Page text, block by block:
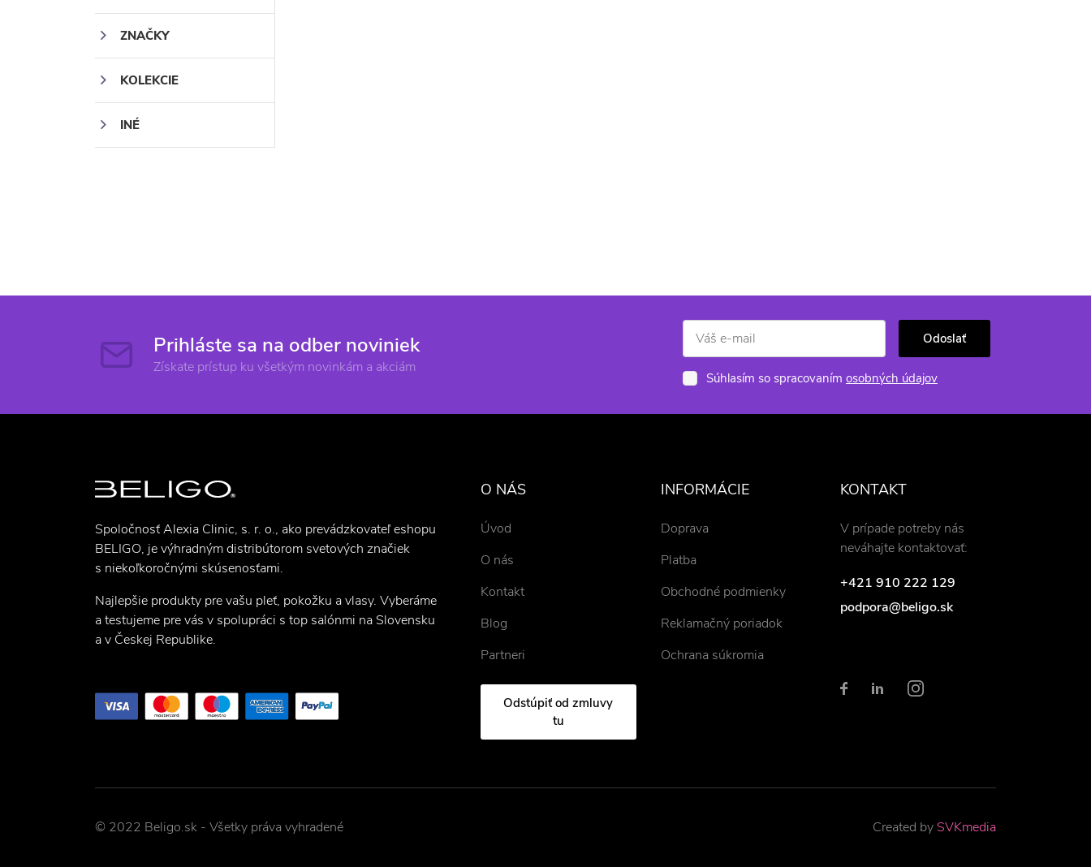
ZNAČKY
KOLEKCIE
INÉ
Prihláste sa na odber noviniek
Získate prístup ku všetkým novinkám a akciám
Odoslať
Súhlasím so spracovaním osobných údajov
Spoločnosť Alexia Clinic, s. r. o., ako prevádzkovateľ eshopu
BELIGO, je výhradným distribútorom svetových značiek
s niekoľkoročnými skúsenosťami.
Najlepšie produkty pre vašu pleť, pokožku a vlasy. Vyberáme
a testujeme pre vás v spolupráci s top salónmi na Slovensku
a v Českej Republike.
O NÁS
Úvod
O nás
Kontakt
Blog
Partneri
Odstúpiť od zmluvy
tu
INFORMÁCIE
Doprava
Platba
Obchodné podmienky
Reklamačný poriadok
Ochrana súkromia
KONTAKT
V prípade potreby nás
neváhajte kontaktovať:
+421 910 222 129
podpora@beligo.sk
© 2022 Beligo.sk - Všetky práva vyhradené Created by SVKmedia